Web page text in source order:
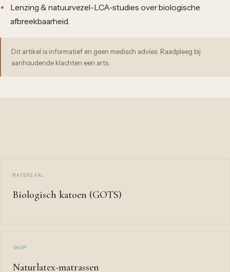
Lenzing & natuurvezel-LCA-studies over biologische
afbreekbaarheid.
Dit artikel is informatief en geen medisch advies. Raadpleeg bij
aanhoudende klachten een arts.
MATERIAAL
Biologisch katoen (GOTS)
SHOP
Naturlatex-matrassen